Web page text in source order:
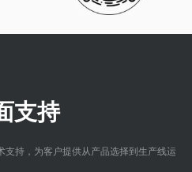
支持
持，为客户提供从产品选择到生产线运